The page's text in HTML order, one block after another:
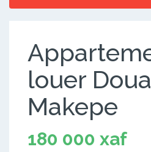
louer
Makepe
180 000 xaf